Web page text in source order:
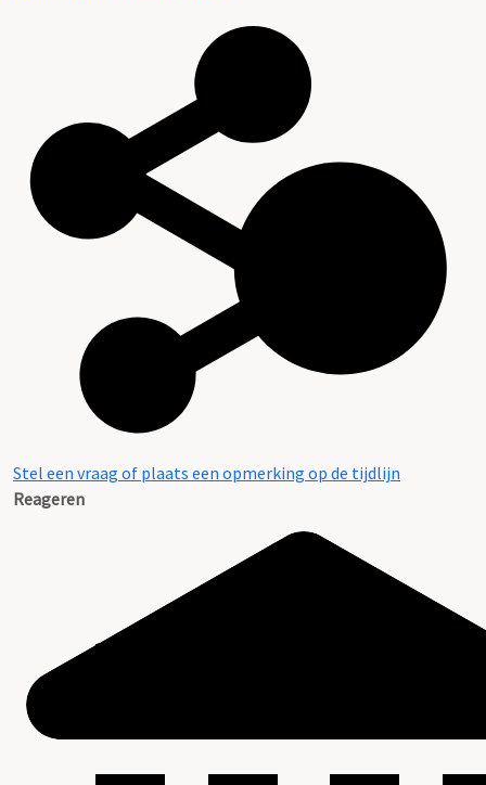
Stel een vraag of plaats een opmerking op de tijdlijn
Reageren